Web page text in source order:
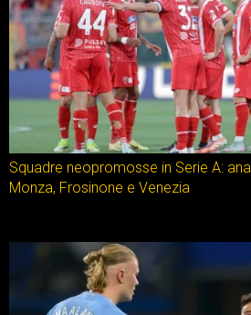
Squadre neopromosse in Serie A:
Monza, Frosinone e Venezia